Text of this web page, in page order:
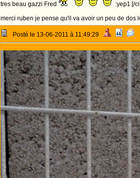
tres beau gazzi Fred
:yep1:[/
merci ruben je pense qu'il va avoir un peu de dos
Posté le 13-06-2011 à 11:49:29